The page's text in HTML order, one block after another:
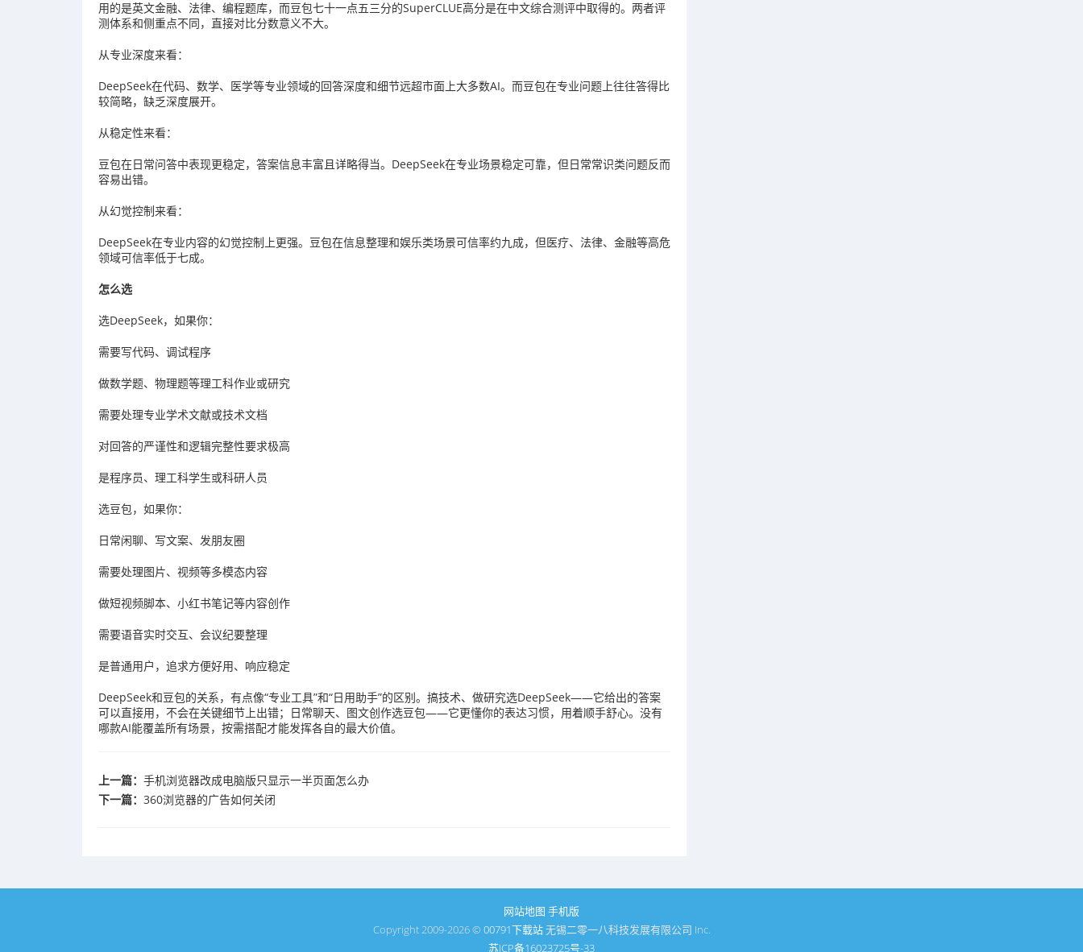
用的是英文金融、法律、编程题库，而豆包七十一点五三分的SuperCLUE高分是在中文综合测评中取得的。两者评
测体系和侧重点不同，直接对比分数意义不大。
从专业深度来看：
DeepSeek在代码、数学、医学等专业领域的回答深度和细节远超市面上大多数AI。而豆包在专业问题上往往答得比
较简略，缺乏深度展开。
从稳定性来看：
豆包在日常问答中表现更稳定，答案信息丰富且详略得当。DeepSeek在专业场景稳定可靠，但日常常识类问题反而
容易出错。
从幻觉控制来看：
DeepSeek在专业内容的幻觉控制上更强。豆包在信息整理和娱乐类场景可信率约九成，但医疗、法律、金融等高危
领域可信率低于七成。
怎么选
选DeepSeek，如果你：
需要写代码、调试程序
做数学题、物理题等理工科作业或研究
需要处理专业学术文献或技术文档
对回答的严谨性和逻辑完整性要求极高
是程序员、理工科学生或科研人员
选豆包，如果你：
日常闲聊、写文案、发朋友圈
需要处理图片、视频等多模态内容
做短视频脚本、小红书笔记等内容创作
需要语音实时交互、会议纪要整理
是普通用户，追求方便好用、响应稳定
DeepSeek和豆包的关系，有点像“专业工具”和“日用助手”的区别。搞技术、做研究选DeepSeek——它给出的答案
可以直接用，不会在关键细节上出错；日常聊天、图文创作选豆包——它更懂你的表达习惯，用着顺手舒心。没有
哪款AI能覆盖所有场景，按需搭配才能发挥各自的最大价值。
上一篇： 手机浏览器改成电脑版只显示一半页面怎么办
下一篇： 360浏览器的广告如何关闭
网站地图 手机版
Copyright 2009-2026 ©00791下载站无锡二零一八科技发展有限公司 Inc.
苏ICP备16023725号-33